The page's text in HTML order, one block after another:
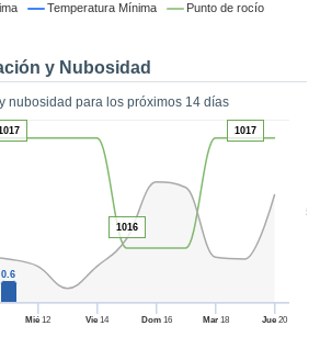
Temperatura Mínima Punto de rocío
y Nubosidad
nubosidad para los próximos 14 días
50
Mié 12 Vie 14 Dom16 Mar18 Jue 20
0.6
1016
1017